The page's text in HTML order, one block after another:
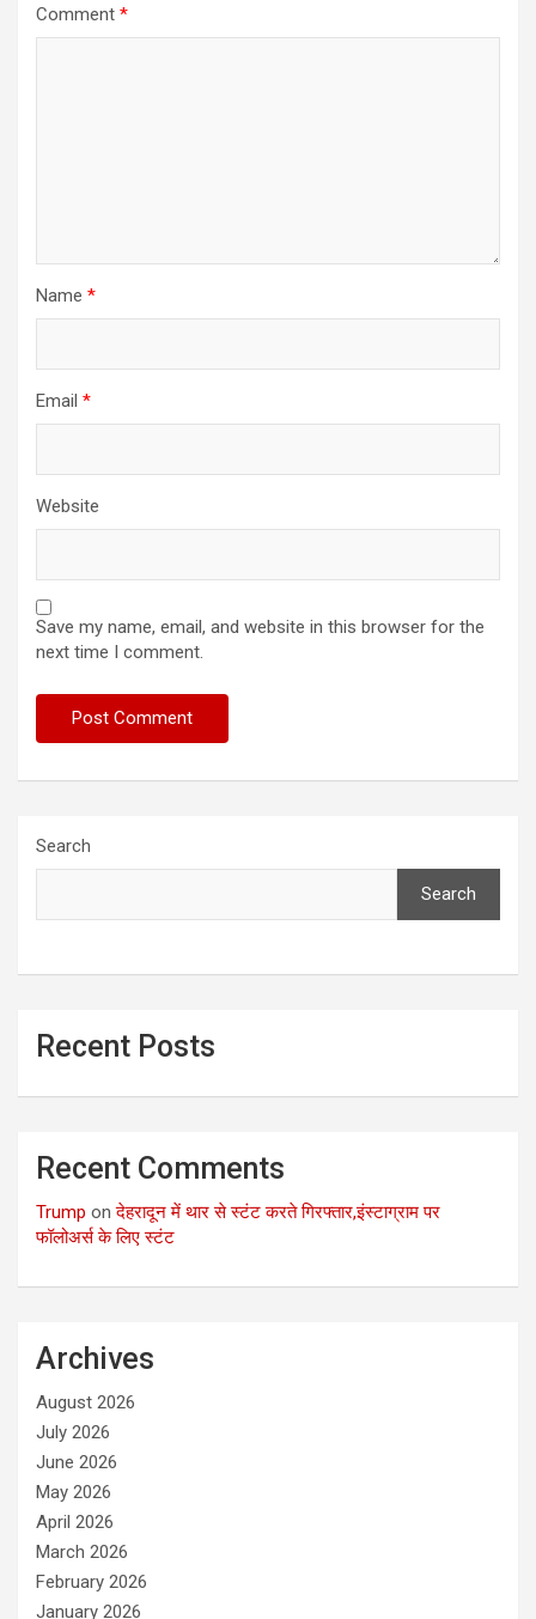
Comment *
Name *
Email *
Website
Save my name, email, and website in this browser for the
next time I comment.
Search
Search
Recent Posts
Recent Comments
Trump onदेहरादून में थार से स्टंट करते गिरफ्तार,इंस्टाग्राम पर
फॉलोअर्स के लिए स्टंट
Archives
August 2026
July 2026
June 2026
May 2026
April 2026
March 2026
February 2026
January 2026